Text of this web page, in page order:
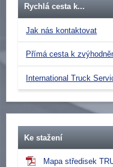
Rychlá cesta k...
Jak nás kontaktovat
Přímá cesta k
International Truck
Ke stažení
Mapa středisek